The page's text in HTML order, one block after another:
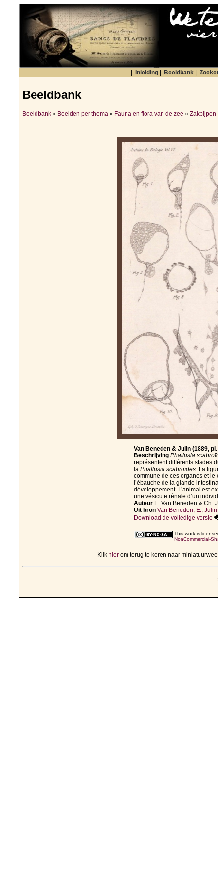
Inleiding Beeldbank
Beeldbank
Beeldbank » Beelden per thema » Fauna en flora van de zee » Zakpijpen
Van Beneden & Julin (1889,
Beschrijving Phallusia
représentent différents stades
la Phallusia scabroïdes. La
commune de ces organes et
l’ébauche de la glande
développement. L’animal est
une vésicule rénale d’un
Auteur E. Van Beneden & Ch.
Uit bron Van Beneden, E.;
Download de volledige versie
This work is
NonCommercial-
Klik hier om terug te keren naar